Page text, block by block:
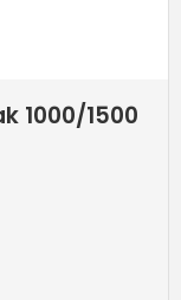
1000/1500